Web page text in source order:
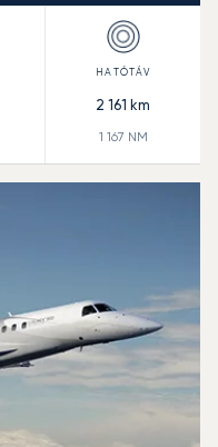
2 161 km
1 167 NM